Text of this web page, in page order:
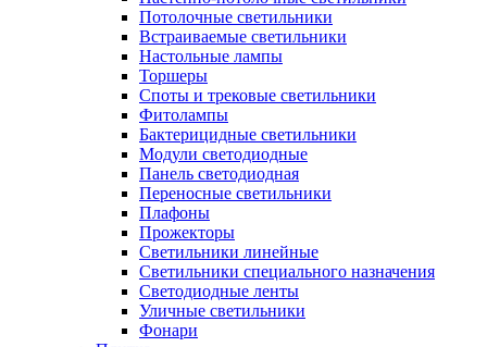
Потолочные светильники
Встраиваемые светильники
Настольные лампы
Торшеры
Споты и трековые светильники
Фитолампы
Бактерицидные светильники
Модули светодиодные
Панель светодиодная
Переносные светильники
Плафоны
Прожекторы
Светильники линейные
Светильники специального назначения
Светодиодные ленты
Уличные светильники
Фонари